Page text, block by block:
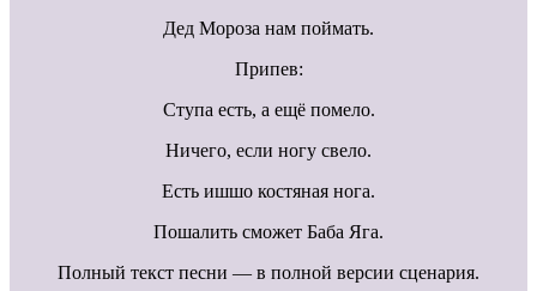
Дед Мороза нам поймать.
Припев:
Ступа есть, а ещё помело.
Ничего, если ногу свело.
Есть ишшо костяная нога.
Пошалить сможет Баба Яга.
Полный текст песни — в полной версии сценария.